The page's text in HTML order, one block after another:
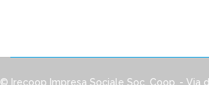
© Irecoop Impresa Sociale Soc. Coop. - Via